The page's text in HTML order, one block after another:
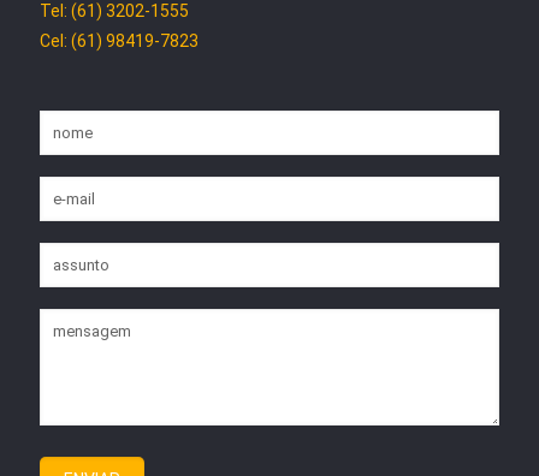
Tel: (61) 3202-1555
Cel: (61) 98419-7823